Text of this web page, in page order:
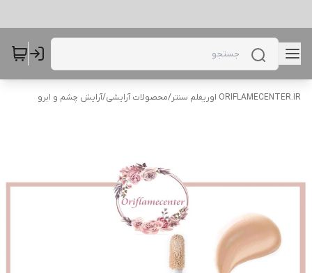
ORIFLAMECENTER.IR اوریفلم سنتر /محصولات آرایشی/آرایش چشم و ابرو